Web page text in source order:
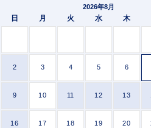
2026年8月
日 月 火 水 木
2 3 4 5 6
9 10 11 12 13
16 17 18 19 20